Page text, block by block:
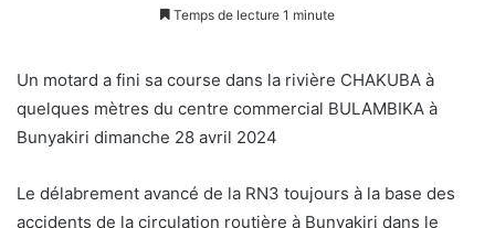
Temps de lecture 1 minute
Un motard a fini sa course dans la rivière CHAKUBA à
quelques mètres du centre commercial BULAMBIKA à
Bunyakiri dimanche 28 avril 2024
Le délabrement avancé de la RN3 toujours à la base des
accidents de la circulation routière à Bunyakiri dans le